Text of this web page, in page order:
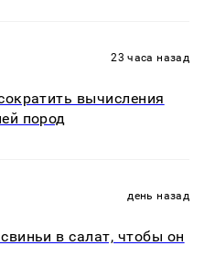
23 часа назад
вычисления
пород
день назад
в салат, чтобы он